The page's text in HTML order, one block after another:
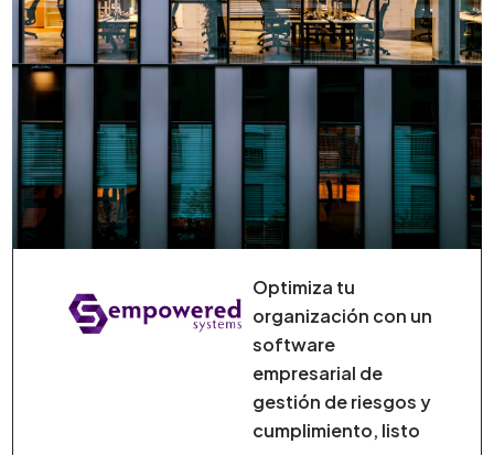
Optimiza tu
organización con un
software
empresarial de
gestión de riesgos y
cumplimiento, listo